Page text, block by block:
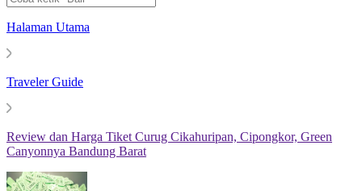
Halaman Utama
Traveler Guide
Review dan Harga Tiket Curug Cikahuripan, Cipongkor, Green
Canyonnya Bandung Barat